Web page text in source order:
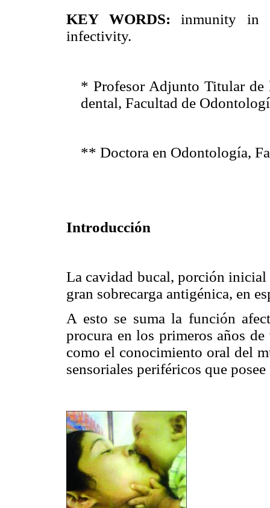
KEY WORDS: inmunity in
infectivity.
* Profesor Adjunto Titular de
dental, Facultad de
** Doctora en Odontología,
Introducción
La cavidad bucal, porción inicial
gran sobrecarga antigénica, en
A esto se suma la función
procura en los primeros años
como el conocimiento oral del
sensoriales periféricos que posee